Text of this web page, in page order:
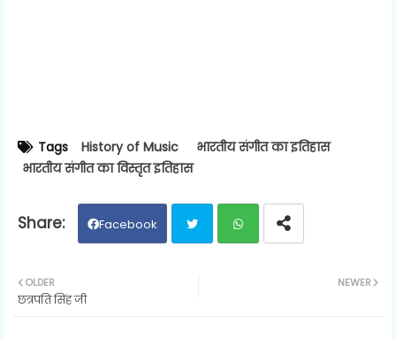
Tags History of Music
भारतीय संगीत का इतिहास
भारतीय संगीत का विस्तृत इतिहास
Facebook
NEWER
OLDER
छत्रपति सिंह जी